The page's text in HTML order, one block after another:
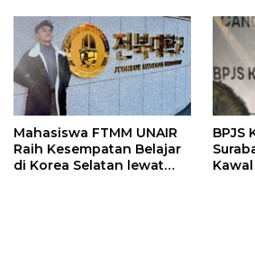
Mahasiswa FTMM UNAIR
Raih Kesempatan Belajar
di Korea Selatan lewat
BPJS